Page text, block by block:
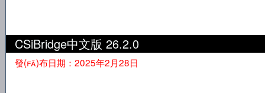
CSiBridge中文版 26.2.0
發(fā)布日期：2025年2月28日